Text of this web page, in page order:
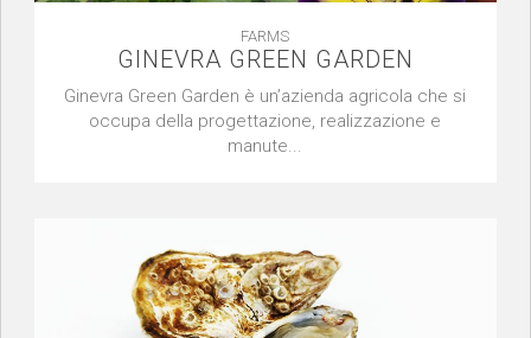
FARMS
GINEVRA GREEN GARDEN
Ginevra Green Garden è un’azienda agricola che si
occupa della progettazione, realizzazione e
manute...